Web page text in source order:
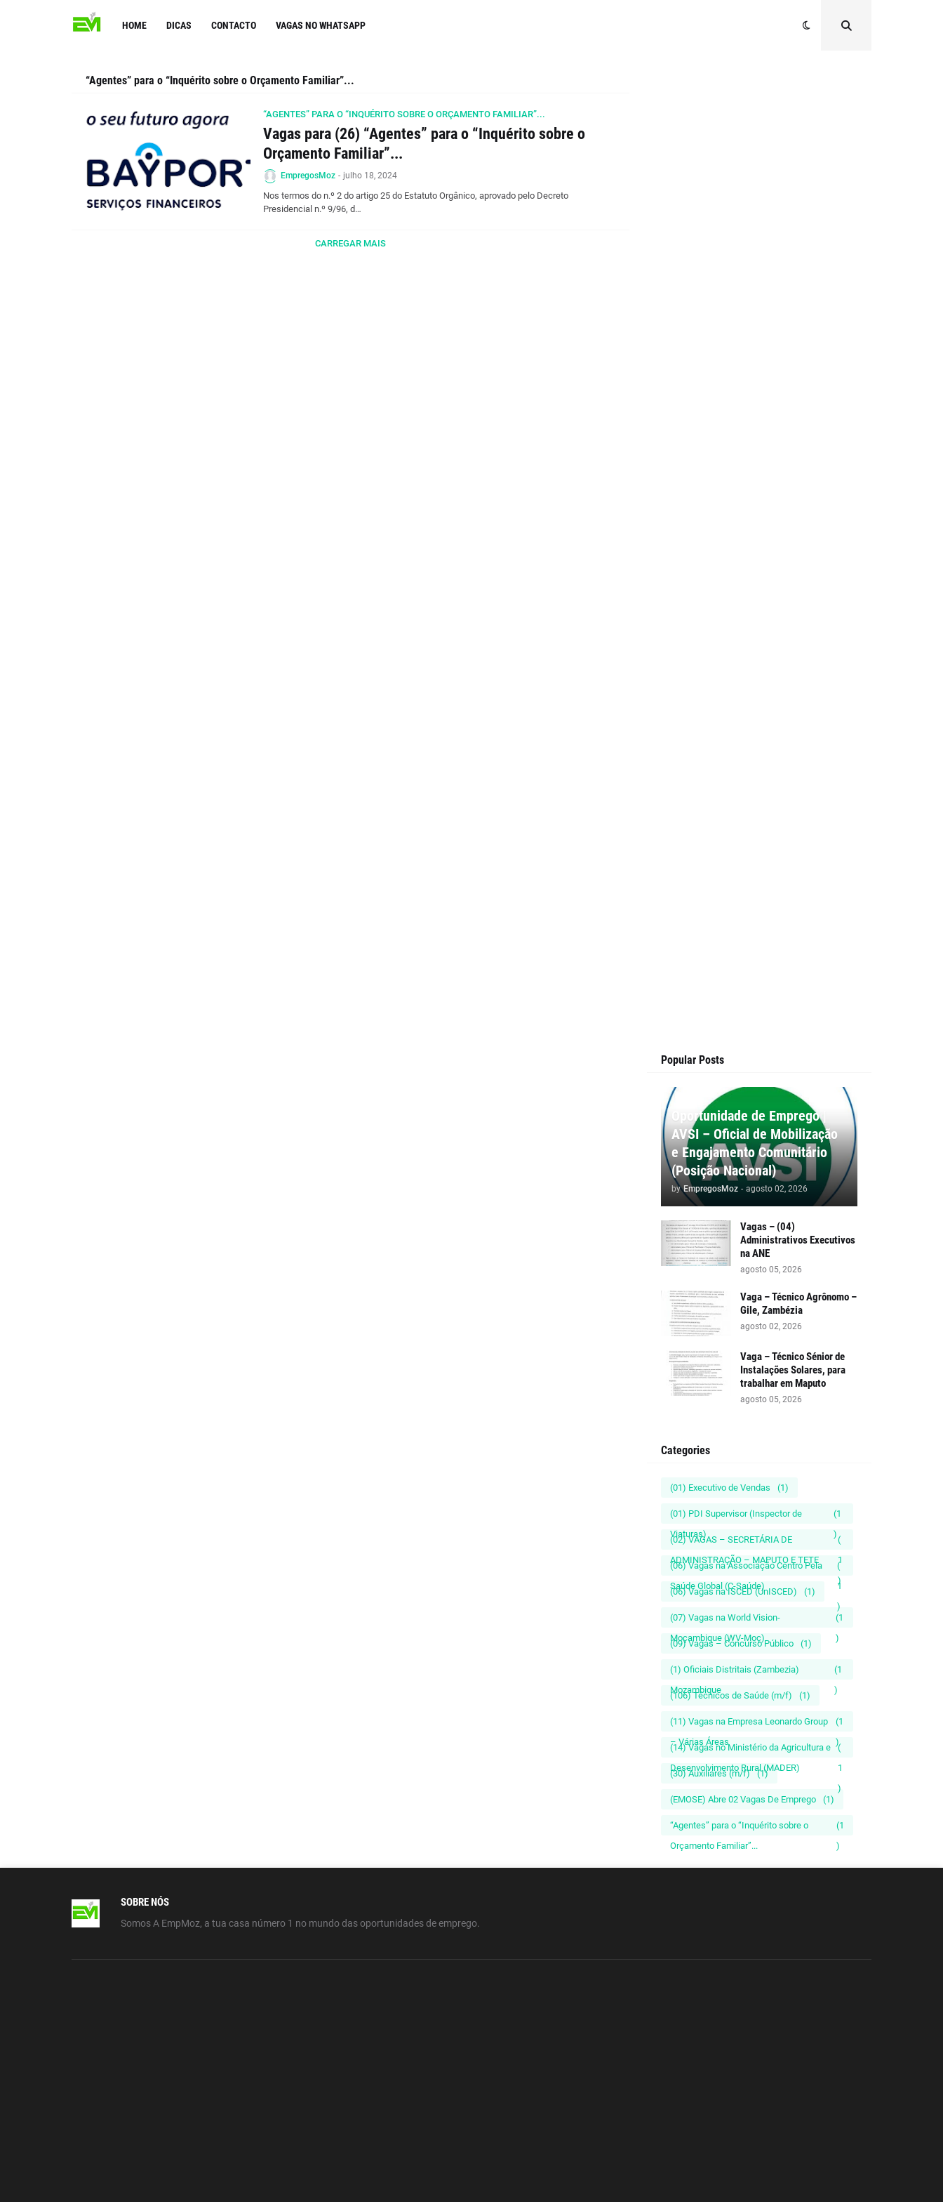
HOME DICAS CONTACTO VAGAS NO WHATSAPP
“Agentes” para o “Inquérito sobre o Orçamento Familiar”...
“AGENTES” PARA O “INQUÉRITO SOBRE O ORÇAMENTO FAMILIAR”...
Vagas para (26) “Agentes” para o “Inquérito sobre o
Orçamento Familiar”...
EmpregosMoz - julho 18, 2024
Nos termos do n.º 2 do artigo 25 do Estatuto Orgânico, aprovado pelo Decreto
Presidencial n.º 9/96, d…
CARREGAR MAIS
Popular Posts
Oportunidade de Emprego |
AVSI – Oficial de Mobilização
e Engajamento Comunitário
(Posição Nacional)
by EmpregosMoz - agosto 02, 2026
Vagas – (04)
Administrativos Executivos
na ANE
agosto 05, 2026
Vaga – Técnico Agrônomo –
Gile, Zambézia
agosto 02, 2026
Vaga – Técnico Sénior de
Instalações Solares, para
trabalhar em Maputo
agosto 05, 2026
Categories
(01) Executivo de Vendas (1)
(01) PDI Supervisor (Inspector de
Viaturas)
(1
)
(02) VAGAS – SECRETÁRIA DE
ADMINISTRAÇÃO – MAPUTO E TETE
(
1
)
(06) Vagas na Associação Centro Pela
Saúde Global (C-Saúde)
(
1
)
(06) Vagas na ISCED (UnISCED) (1)
(07) Vagas na World Vision-
Moçambique (WV-Moç)
(1
)
(09) Vagas – Concurso Público (1)
(1) Oficiais Distritais (Zambezia)
Mozambique
(1
)
(106) Técnicos de Saúde (m/f) (1)
(11) Vagas na Empresa Leonardo Group
– Várias Áreas
(1
)
(14) Vagas no Ministério da Agricultura e
Desenvolvimento Rural (MADER)
(
1
)
(30) Auxiliares (m/f) (1)
(EMOSE) Abre 02 Vagas De Emprego (1)
“Agentes” para o “Inquérito sobre o
Orçamento Familiar”...
(1
)
SOBRE NÓS
Somos A EmpMoz, a tua casa número 1 no mundo das oportunidades de emprego.